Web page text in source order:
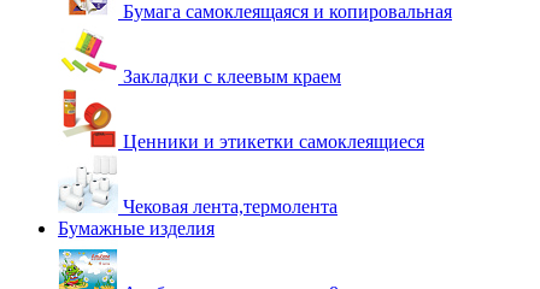
Бумага самоклеящаяся и копировальная
Закладки с клеевым краем
Ценники и этикетки самоклеящиеся
Чековая лента,термолента
Бумажные изделия